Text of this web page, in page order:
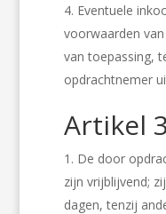
Eventuele
voorwaarden
van toepassing,
opdrachtnemer
Artikel
De door
zijn vrijblijvend;
dagen, tenzij